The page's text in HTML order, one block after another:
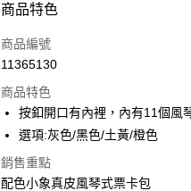
付款方式
信用卡一次付款
LINE Pay
Apple Pay
街口支付
商品特色
商品編號
11365130
商品特色
按釦開口有內裡，內有11個風
選項:灰色/黑色/土黃/橙色
銷售重點
配色小象真皮風琴式票卡包